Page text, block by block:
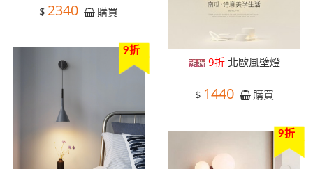
$ 2340 購買
9折北歐風壁燈
$ 1440 購買
9折
9折